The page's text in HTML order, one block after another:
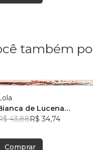
também
de Lucena
de Oliveira
43,88R$ 34,74
Comprar